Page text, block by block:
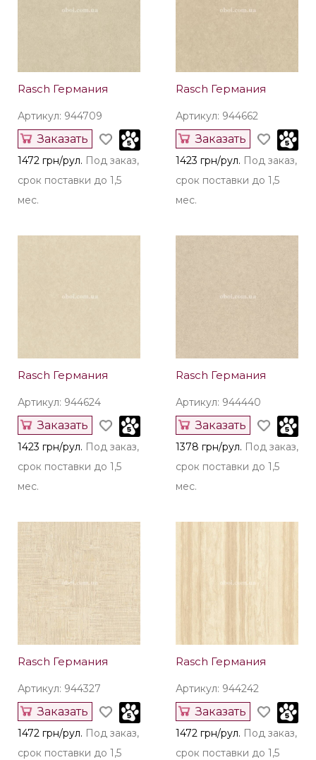
Rasch Германия
Артикул: 944709
Заказать
1472 грн/рул. Под заказ,
срок поставки до 1,5
мес.
Rasch Германия
Артикул: 944662
Заказать
1423 грн/рул. Под заказ,
срок поставки до 1,5
мес.
Rasch Германия
Артикул: 944624
Заказать
1423 грн/рул. Под заказ,
срок поставки до 1,5
мес.
Rasch Германия
Артикул: 944440
Заказать
1378 грн/рул. Под заказ,
срок поставки до 1,5
мес.
Rasch Германия
Артикул: 944327
Заказать
1472 грн/рул. Под заказ,
срок поставки до 1,5
Rasch Германия
Артикул: 944242
Заказать
1472 грн/рул. Под заказ,
срок поставки до 1,5